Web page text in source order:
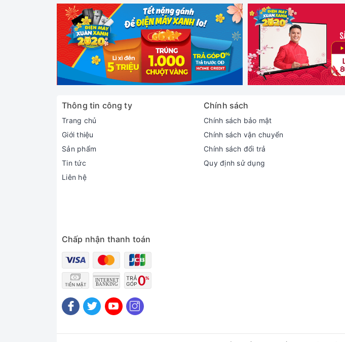
Thông tin công ty
Trang chủ
Giới thiệu
Sản phẩm
Tin tức
Liên hệ
Chính sách
Chính sách bảo mật
Chính sách vận chuyển
Chính sách đổi trả
Quy định sử dụng
Chấp nhận thanh toán